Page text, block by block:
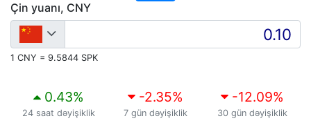
Çin yuanı, CNY
1 CNY = 9.5844 SPK
0.43%
24 saat dəyişiklik
-2.35%
7 gün dəyişiklik
-12.09%
30 gün dəyişiklik